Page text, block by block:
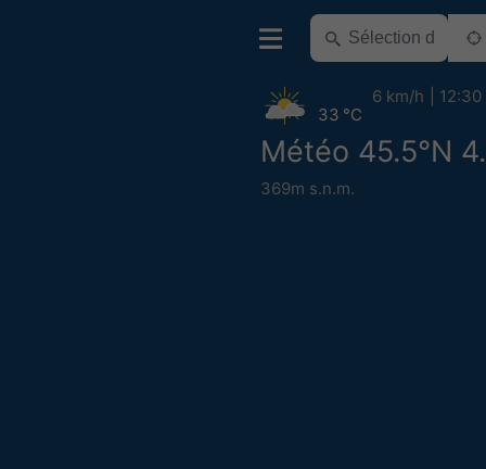
Météo 45.5°N
369m s.n.m.
33 °C
6 km/h 12:30